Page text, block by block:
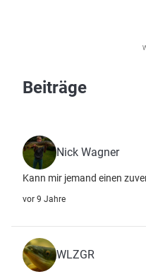
Beiträge
Nick Wagner
Kann mir jemand einen
vor 9 Jahre
WLZGR